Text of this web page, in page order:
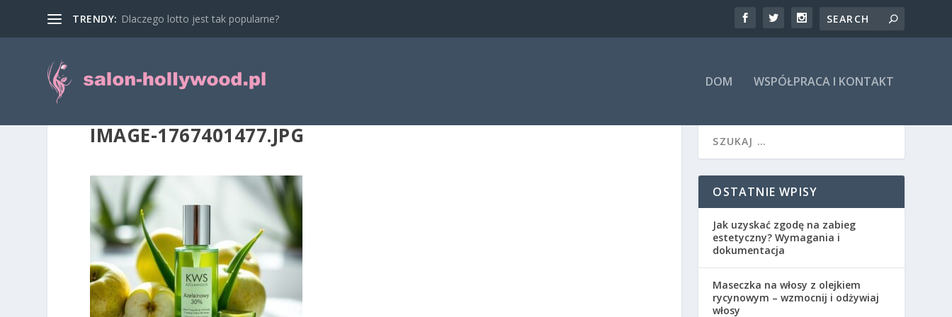
TRENDY: Dlaczego lotto jest tak popularne?
DOM WSPÓŁPRACA I KONTAKT
IMAGE-1767401477.JPG
OSTATNIE WPISY
Jak uzyskać zgodę na zabieg
estetyczny? Wymagania i
dokumentacja
Maseczka na włosy z olejkiem
rycynowym – wzmocnij i odżywiaj
włosy